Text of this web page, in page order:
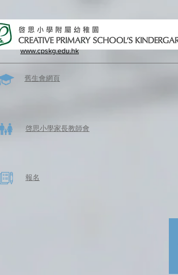
www.cpskg.edu.hk
​舊生會網頁
​啓思小學家長教師會
​報名